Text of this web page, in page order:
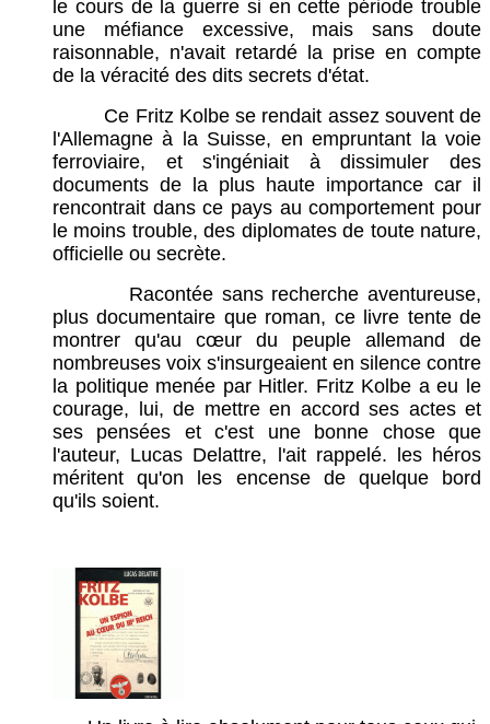
le cours de la guerre si en cette période trouble
une méfiance excessive, mais sans doute
raisonnable, n'avait retardé la prise en compte
de la véracité des dits secrets d'état.
Ce Fritz Kolbe se rendait assez souvent de
l'Allemagne à la Suisse, en empruntant la voie
ferroviaire, et s'ingéniait à dissimuler des
documents de la plus haute importance car il
rencontrait dans ce pays au comportement pour
le moins trouble, des diplomates de toute nature,
officielle ou secrète.
Racontée sans recherche aventureuse,
plus documentaire que roman, ce livre tente de
montrer qu'au cœur du peuple allemand de
nombreuses voix s'insurgeaient en silence contre
la politique menée par Hitler. Fritz Kolbe a eu le
courage, lui, de mettre en accord ses actes et
ses pensées et c'est une bonne chose que
l'auteur, Lucas Delattre, l'ait rappelé. les héros
méritent qu'on les encense de quelque bord
qu'ils soient.